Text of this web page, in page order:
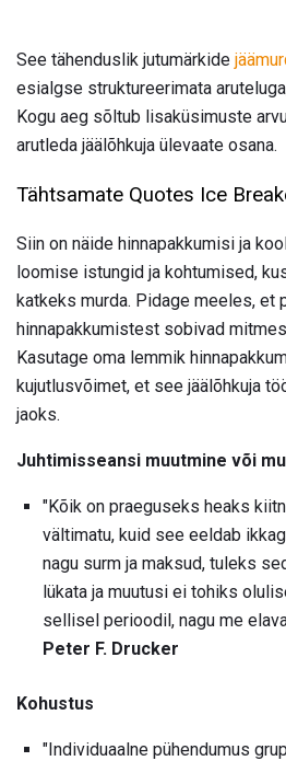
See tähenduslik jutumärkide
esialgse struktureerimata
Kogu aeg sõltub lisaküsimuste
arutleda jäälõhkuja ülevaate osana.
Tähtsamate Quotes Ice
Siin on näide hinnapakkumisi ja
loomise istungid ja kohtumised,
katkeks murda. Pidage meeles, et
hinnapakkumistest sobivad
Kasutage oma lemmik
kujutlusvõimet, et see jäälõhkuja
jaoks.
Juhtimisseansi muutmine või
"Kõik on praeguseks heaks
vältimatu, kuid see eeldab
nagu surm ja maksud, tuleks
lükata ja muutusi ei tohiks
sellisel perioodil, nagu me
Peter F. Drucker
Kohustus
"Individuaalne pühendumus